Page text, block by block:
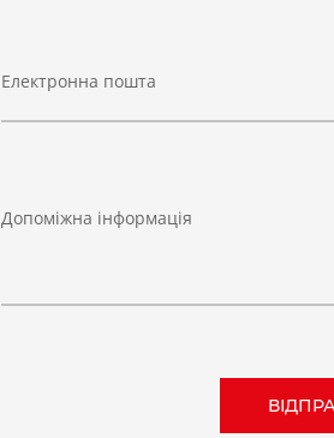
Електронна пошта
Допоміжна інформація